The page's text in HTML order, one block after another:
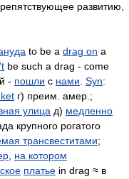
развитию,
to be a drag on a
be such a drag - come
- пошли с нами Syn:
г) преим. амер.;
улица д) медленно
крупного рогатого
трансвеститами;
на котором
платье in drag ≈ в